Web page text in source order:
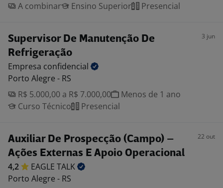
A combinar
Ensino Superior Presencial
Supervisor De Manutenção De
Refrigeração
3 jun
Empresa confidencial
Porto Alegre - RS
R$ 5.000,00 a R$ 7.000,00
Menos de 1 ano
Curso Técnico
Presencial
Auxiliar De Prospecção (Campo) –
Ações Externas E Apoio Operacional
22 out
4,2 EAGLE TALK
Porto Alegre - RS